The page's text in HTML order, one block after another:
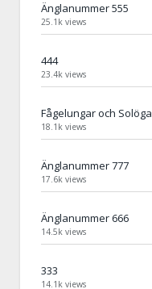
Änglanummer 555
25.1k views
444
23.4k views
Fågelungar och Solöga
18.1k views
Änglanummer 777
17.6k views
Änglanummer 666
14.5k views
333
14.1k views